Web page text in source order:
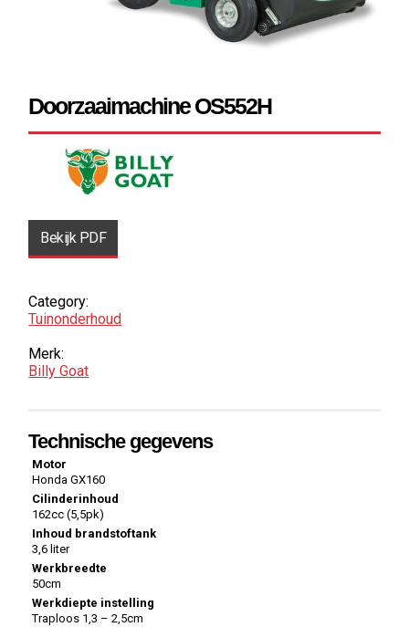
Doorzaaimachine OS552H
Bekijk PDF
Category:
Tuin­onderhoud
Merk:
Billy Goat
Technische gegevens
Motor
Honda GX160
Cilinderinhoud
162cc (5,5pk)
Inhoud brandstoftank
3,6 liter
Werkbreedte
50cm
Werkdiepte instelling
Traploos 1,3 – 2,5cm